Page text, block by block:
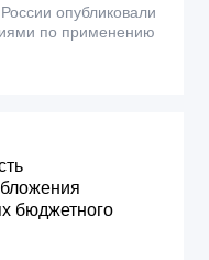
опубликовали
по применению
бюджетного